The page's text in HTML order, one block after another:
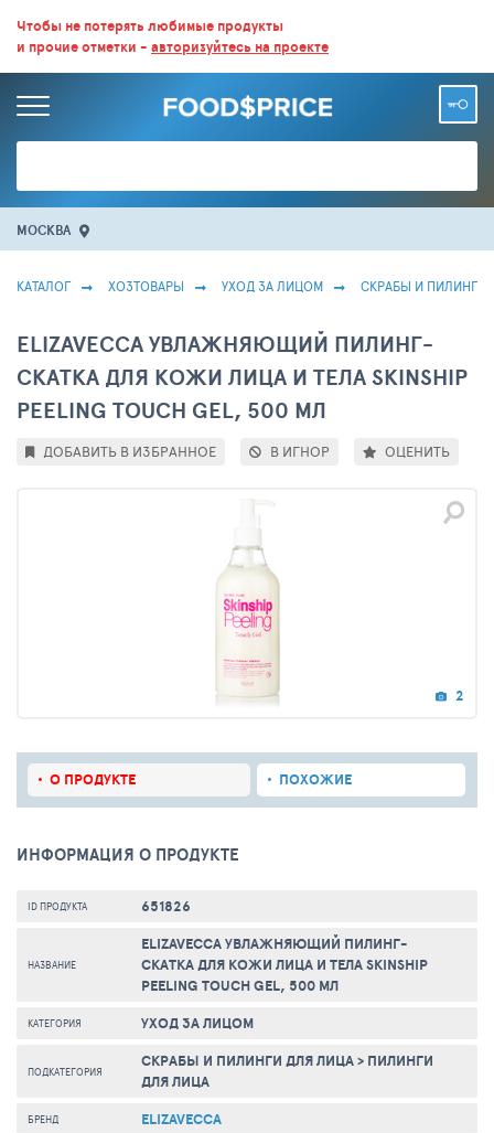
ВСЕ СКИДКИ И ВЫГОДНЫЕ ЦЕНЫ НА ПРОДУКТЫ В МАГАЗИНАХ.
БОЛЬШЕ 100 000 ТОВАРОВ. ЕЖЕДНЕВНОЕ ОБНОВЛЕНИЕ ЦЕН.
Чтобы не потерять любимые продукты
и прочие отметки - авторизуйтесь на проекте
МОСКВА
КАТАЛОГ ХОЗТОВАРЫ УХОД ЗА ЛИЦОМ СКРАБЫ И ПИЛИНГИ
ELIZAVECCA УВЛАЖНЯЮЩИЙ ПИЛИНГ-
СКАТКА ДЛЯ КОЖИ ЛИЦА И ТЕЛА SKINSHIP
PEELING TOUCH GEL, 500 МЛ
2
ДОБАВИТЬ В ИЗБРАННОЕ В ИГНОР ОЦЕНИТЬ
О ПРОДУКТЕ ПОХОЖИЕ
ИНФОРМАЦИЯ О ПРОДУКТЕ
ID ПРОДУКТА 651826
НАЗВАНИЕ
ELIZAVECCA УВЛАЖНЯЮЩИЙ ПИЛИНГ-
СКАТКА ДЛЯ КОЖИ ЛИЦА И ТЕЛА SKINSHIP
PEELING TOUCH GEL, 500 МЛ
КАТЕГОРИЯ УХОД ЗА ЛИЦОМ
ПОДКАТЕГОРИЯ СКРАБЫ И ПИЛИНГИ ДЛЯ ЛИЦА> ПИЛИНГИ
ДЛЯ ЛИЦА
БРЕНД ELIZAVECCA